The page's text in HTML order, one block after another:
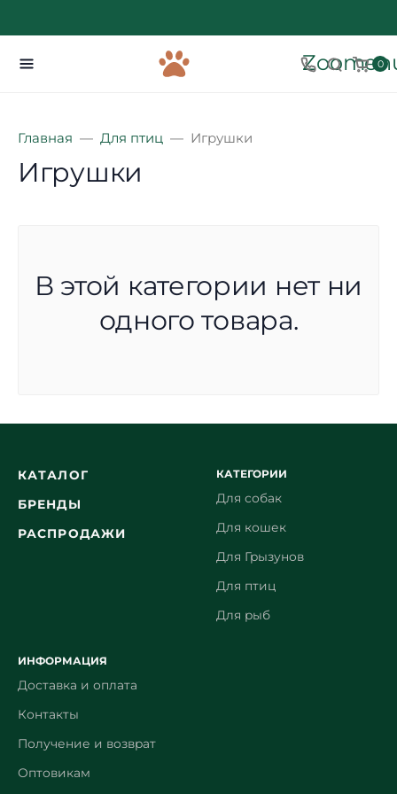
0
Главная Для птиц Игрушки
Игрушки
В этой категории нет ни
одного товара.
КАТАЛОГ
БРЕНДЫ
РАСПРОДАЖИ
КАТЕГОРИИ
Для собак
Для кошек
Для Грызунов
Для птиц
Для рыб
ИНФОРМАЦИЯ
Доставка и оплата
Контакты
Получение и возврат
Оптовикам